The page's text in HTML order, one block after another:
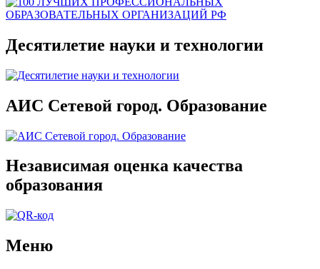
Десятилетие науки и технологии
АИС Сетевой город. Образование
Независимая оценка качества
образования
Меню